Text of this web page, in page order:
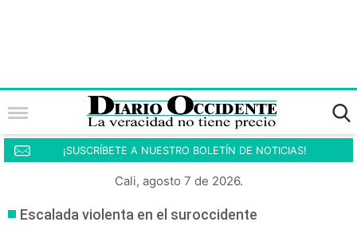
¡SUSCRÍBETE A NUESTRO BOLETÍN DE NOTICIAS!
Cali, agosto 7 de 2026.
Escalada violenta en el suroccidente